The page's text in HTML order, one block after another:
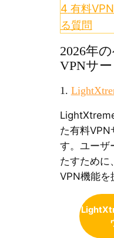
4 有料
る質問
2026年
VPNサ
1.
た有料VPN
す。ユーザ
たすために
VPN機能を